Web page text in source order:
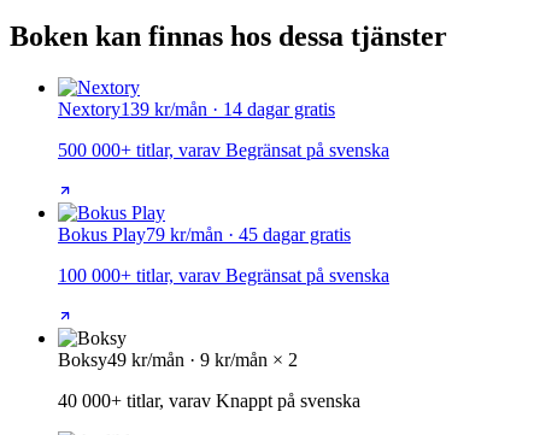
Boken kan finnas hos dessa tjänster
Nextory139 kr/mån · 14 dagar gratis
500 000+ titlar, varav Begränsat på svenska
Bokus Play79 kr/mån · 45 dagar gratis
100 000+ titlar, varav Begränsat på svenska
Boksy49 kr/mån · 9 kr/mån × 2
40 000+ titlar, varav Knappt på svenska